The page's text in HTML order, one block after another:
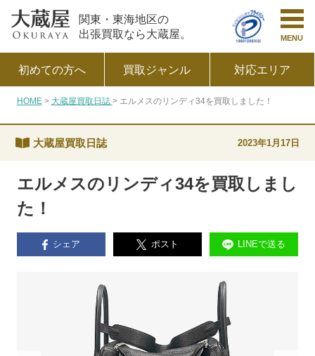
関東・東海地区の
出張買取なら大蔵屋。
MENU
初めての方へ 買取ジャンル 対応エリア
HOME 大蔵屋買取日誌 エルメスのリンディ34を買取しました！
エルメスのリンディ34を買取しまし
た！
大蔵屋買取日誌 2023年1月17日
シェア ポスト LINEで送る